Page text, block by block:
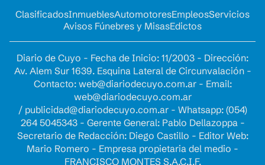
ClasificadosInmueblesAutomotoresEmpleosServicios
Avisos Fúnebres y MisasEdictos
Diario de Cuyo - Fecha de Inicio: 11/2003 - Dirección:
Av. Alem Sur 1639. Esquina Lateral de Circunvalación -
Contacto: web@diariodecuyo.com.ar- Email:
web@diariodecuyo.com.ar
/ publicidad@diariodecuyo.com.ar- Whatsapp: (054)
264 5045343 - Gerente General: Pablo Dellazoppa -
Secretario de Redacción: Diego Castillo - Editor Web:
Mario Romero - Empresa propietaria del medio -
FRANCISCO MONTES S.A.C.I.F.